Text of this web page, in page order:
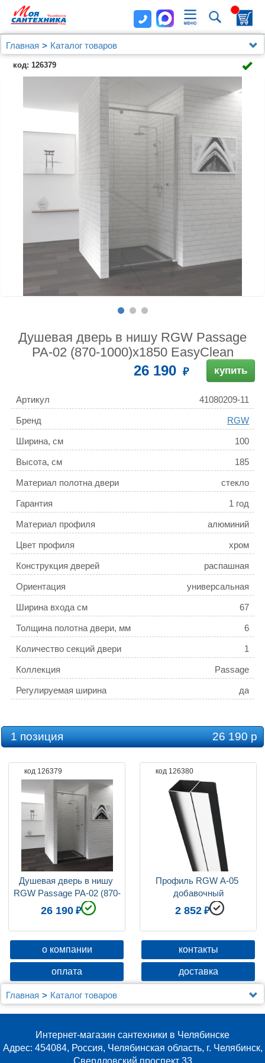
Главная
Каталог товаров
Душевые уголки, ограждения, поддоны
Душевые уголки (ограждения), двери шторки и поддоны
Душевая дверь в нишу RGW Passage PA-02 (870-
1000)х1850 EasyClean
код: 126379
Душевая дверь в нишу RGW Passage
PA-02 (870-1000)х1850 EasyClean
26 190 купить
Артикул 41080209-11
Бренд RGW
Ширина, см 100
Высота, см 185
Материал полотна двери стекло
Гарантия 1 год
Материал профиля алюминий
Цвет профиля хром
Конструкция дверей распашная
Ориентация универсальная
Ширина входа см 67
Толщина полотна двери, мм 6
Количество секций двери 1
Коллекция Passage
Регулируемая ширина да
1 позиция 26 190 р
код 126379
Душевая дверь в нишу
RGW Passage PA-02 (870-
1000)х1850 EasyClean
26 190
код 126380
Профиль RGW А-05
добавочный
2 852
о компании контакты
оплата доставка
Главная
Каталог товаров
Душевые уголки, ограждения, поддоны
Душевая дверь в нишу RGW Passage PA-02 (870-
1000)х1850 EasyClean
Интернет-магазин сантехники в Челябинске
Адрес: 454084, Россия, Челябинская область, г. Челябинск,